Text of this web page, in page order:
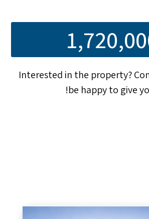
Interested in the property?
be happy to give